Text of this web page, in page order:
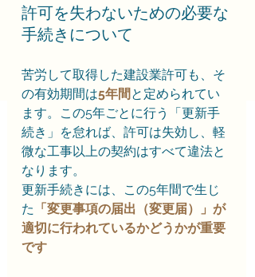
許可を失わないための必要な
手続きについて
苦労して取得した建設業許可も、そ
の有効期間は5年間 と定められてい
ます。この5年ごとに行う「更新手
続き」を怠れば、許可は失効し、軽
微な工事以上の契約はすべて違法と
なります。
更新手続きには、この5年間で生じ
た 「変更事項の届出（変更届）」が
適切に行われているかどうかが重要
です